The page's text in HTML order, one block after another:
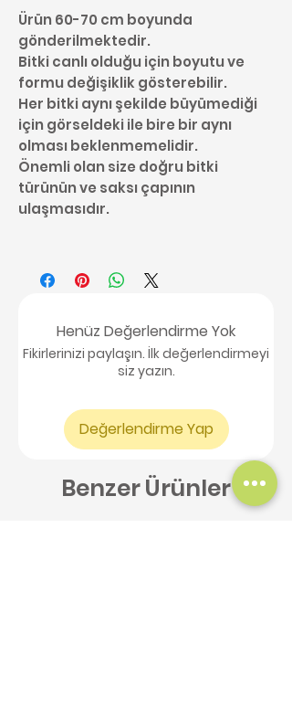
Ürün 60-70 cm boyunda
gönderilmektedir.
Bitki canlı olduğu için boyutu ve
formu değişiklik gösterebilir.
Her bitki aynı şekilde büyümediği
için görseldeki ile bire bir aynı
olması beklenmemelidir.
Önemli olan size doğru bitki
türünün ve saksı çapının
ulaşmasıdır.
Henüz Değerlendirme Yok
Fikirlerinizi paylaşın. İlk değerlendirmeyi
siz yazın.
Değerlendirme Yap
Benzer Ürünler